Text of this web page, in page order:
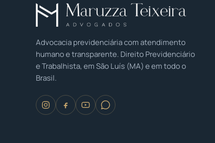
Advocacia previdenciária com atendimento
humano e transparente. Direito Previdenciário
e Trabalhista, em São Luís (MA) e em todo o
Brasil.